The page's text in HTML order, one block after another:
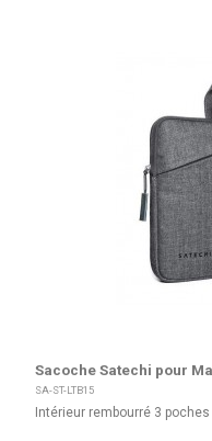
Sacoche Satechi pour
SA-ST-LTB15
Intérieur rembourré 3